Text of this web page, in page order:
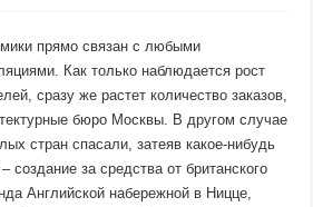
прямо связан с любыми
Как только наблюдается рост
сразу же растет количество заказов,
бюро Москвы. В другом случае
стран спасали, затеяв какое-нибудь
создание за средства от британского
Английской набережной в Ницце,